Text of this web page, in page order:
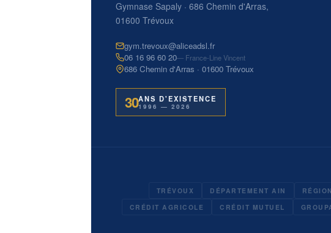
Gymnase Sapaly · 686 Chemin d'Arras,
01600 Trévoux
gym.trevoux@aliceadsl.fr
06 16 96 60 20— France-Line Vincent
686 Chemin d'Arras · 01600 Trévoux
30ANS D'EXISTENCE
1996 — 2026
TRÉVOUX DÉPARTEMENT AIN
CRÉDIT AGRICOLE
CRÉDIT MUTUEL